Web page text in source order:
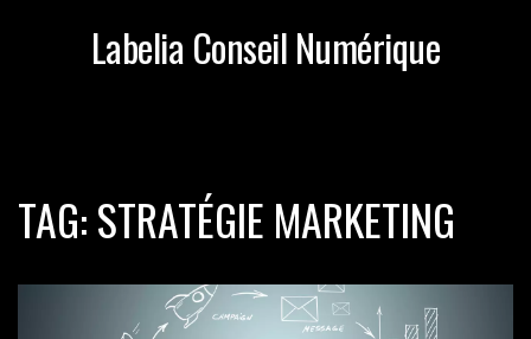
Labelia Conseil Numérique
TAG: STRATÉGIE MARKETING